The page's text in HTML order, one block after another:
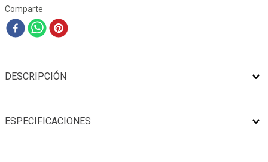
Comparte
DESCRIPCIÓN
ESPECIFICACIONES